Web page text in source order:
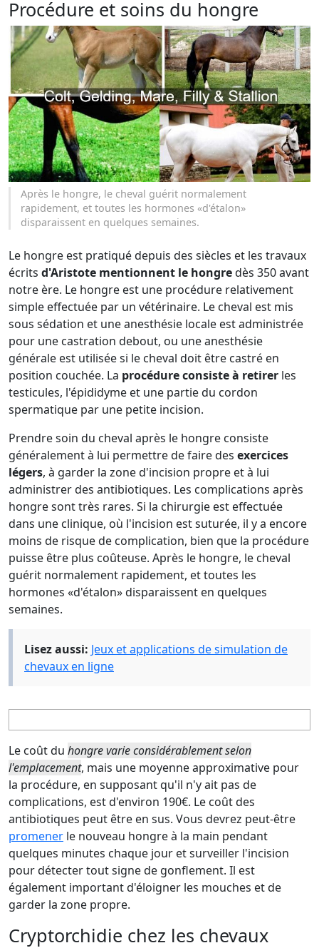
Procédure et soins du hongre
Après le hongre, le cheval guérit normalement
rapidement, et toutes les hormones «d'étalon»
disparaissent en quelques semaines.
Le hongre est pratiqué depuis des siècles et les travaux
écrits d'Aristote mentionnent le hongredès 350 avant
notre ère. Le hongre est une procédure relativement
simple effectuée par un vétérinaire. Le cheval est mis
sous sédation et une anesthésie locale est administrée
pour une castration debout, ou une anesthésie
générale est utilisée si le cheval doit être castré en
position couchée. La procédure consiste à retirer les
testicules, l'épididyme et une partie du cordon
spermatique par une petite incision.
Prendre soin du cheval après le hongre consiste
généralement à lui permettre de faire des exercices
légers, à garder la zone d'incision propre et à lui
administrer des antibiotiques. Les complications après
hongre sont très rares. Si la chirurgie est effectuée
dans une clinique, où l'incision est suturée, il y a encore
moins de risque de complication, bien que la procédure
puisse être plus coûteuse. Après le hongre, le cheval
guérit normalement rapidement, et toutes les
hormones «d'étalon» disparaissent en quelques
semaines.
Lisez aussi: Jeux et applications de simulation de
chevaux en ligne
Le coût du hongre varie considérablement selon
l'emplacement, mais une moyenne approximative pour
la procédure, en supposant qu'il n'y ait pas de
complications, est d'environ 190€. Le coût des
antibiotiques peut être en sus. Vous devrez peut-être
promener le nouveau hongre à la main pendant
quelques minutes chaque jour et surveiller l'incision
pour détecter tout signe de gonflement. Il est
également important d'éloigner les mouches et de
garder la zone propre.
Cryptorchidie chez les chevaux